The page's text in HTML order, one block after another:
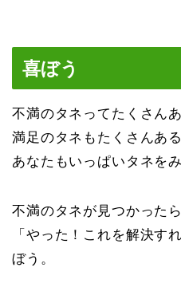
喜ぼう
不満のタネってたくさんあ
満足のタネもたくさんある
あなたもいっぱいタネを
不満のタネが見つかったら
「やった！これを解決す
ぼう。